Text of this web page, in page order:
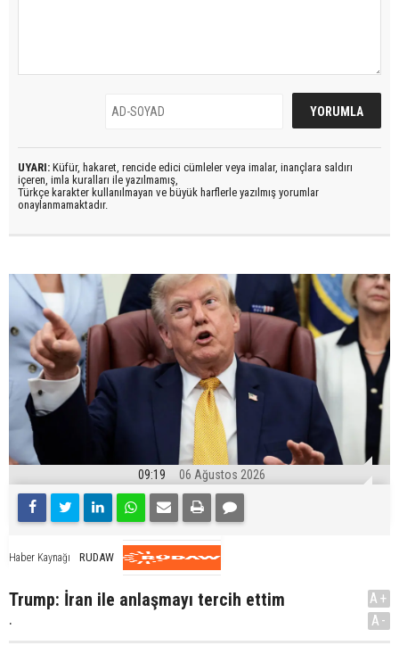
UYARI: Küfür, hakaret, rencide edici cümleler veya imalar, inançlara saldırı
içeren, imla kuralları ile yazılmamış,
Türkçe karakter kullanılmayan ve büyük harflerle yazılmış yorumlar
onaylanmamaktadır.
09:19 06 Ağustos 2026
Haber Kaynağı RUDAW
Trump: İran ile anlaşmayı tercih ettim
.
A+
A-